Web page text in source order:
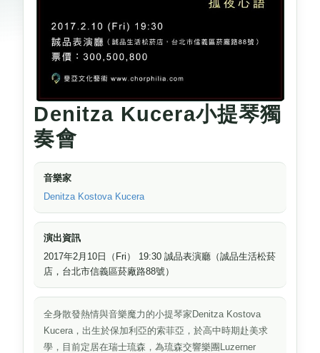
Denitza Kucera小提琴獨
奏會
音樂家
Denitza Kostova Kucera
演出資訊
2017年2月10日（Fri） 19:30 誠品表演廳（誠品生活松菸
店，台北市信義區菸廠路88號）
全身散發熱情與音樂魔力的小提琴家Denitza Kostova
Kucera，出生於保加利亞的索菲亞，於高中時期赴美求
學，目前定居在瑞士琉森，為琉森交響樂團Luzerner